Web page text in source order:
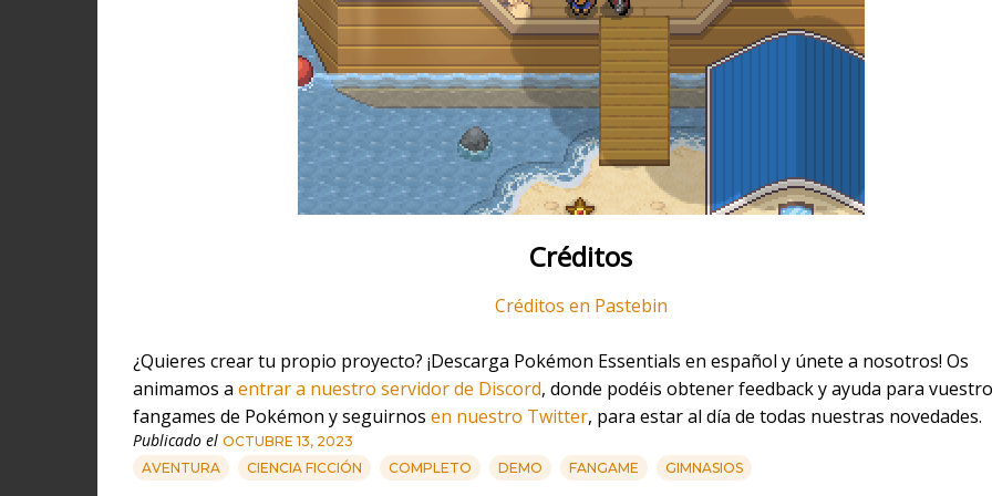
Créditos
Créditos en Pastebin
¿Quieres crear tu propio proyecto? ¡Descarga Pokémon Essentials en español y únete a nosotros! Os
animamos a entrar a nuestro servidor de Discord, donde podéis obtener feedback y ayuda para
fangames de Pokémon y seguirnos en nuestro Twitter, para estar al día de todas nuestras novedades.
Publicado el OCTUBRE 13, 2023
AVENTURA
CIENCIA FICCIÓN COMPLETO DEMO FANGAME GIMNASIOS